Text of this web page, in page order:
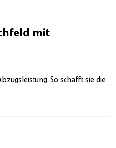
mit
So schafft sie die